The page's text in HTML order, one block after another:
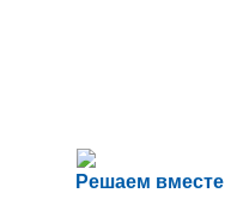
Решаем вместе
Сложности с
Сообщите об этом